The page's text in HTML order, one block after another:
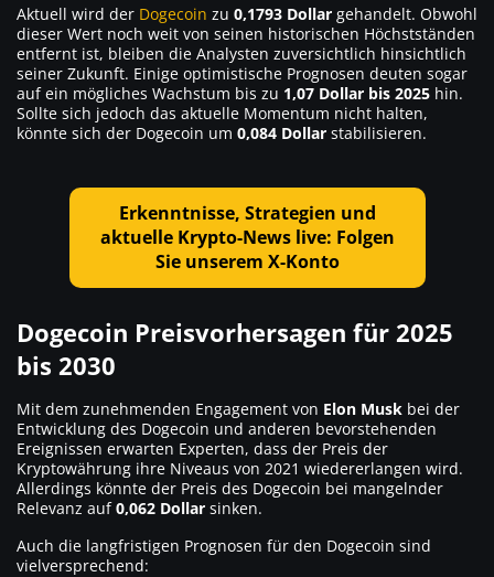
Aktuell wird der Dogecoin zu 0,1793 Dollar gehandelt. Obwohl
dieser Wert noch weit von seinen historischen Höchstständen
entfernt ist, bleiben die Analysten zuversichtlich hinsichtlich
seiner Zukunft. Einige optimistische Prognosen deuten sogar
auf ein mögliches Wachstum bis zu 1,07 Dollar bis 2025 hin.
Sollte sich jedoch das aktuelle Momentum nicht halten,
könnte sich der Dogecoin um 0,084 Dollar stabilisieren.
Erkenntnisse, Strategien und
aktuelle Krypto-News live: Folgen
Sie unserem X-Konto
Dogecoin Preisvorhersagen für 2025
bis 2030
Mit dem zunehmenden Engagement von Elon Musk bei der
Entwicklung des Dogecoin und anderen bevorstehenden
Ereignissen erwarten Experten, dass der Preis der
Kryptowährung ihre Niveaus von 2021 wiedererlangen wird.
Allerdings könnte der Preis des Dogecoin bei mangelnder
Relevanz auf0,062 Dollar sinken.
Auch die langfristigen Prognosen für den Dogecoin sind
vielversprechend: